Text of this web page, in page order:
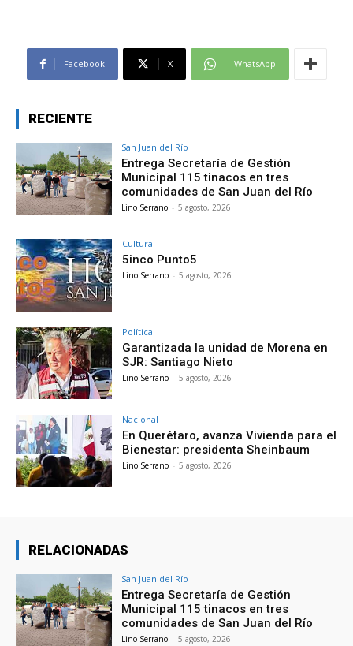
Facebook X WhatsApp
RECIENTE
San Juan del Río
Entrega Secretaría de Gestión
Municipal 115 tinacos en tres
comunidades de San Juan del Río
Lino Serrano - 5 agosto, 2026
Cultura
5inco Punto5
Lino Serrano - 5 agosto, 2026
Política
Garantizada la unidad de Morena en
SJR: Santiago Nieto
Lino Serrano - 5 agosto, 2026
Nacional
En Querétaro, avanza Vivienda para el
Bienestar: presidenta Sheinbaum
Lino Serrano - 5 agosto, 2026
RELACIONADAS
San Juan del Río
Entrega Secretaría de Gestión
Municipal 115 tinacos en tres
comunidades de San Juan del Río
Lino Serrano - 5 agosto, 2026